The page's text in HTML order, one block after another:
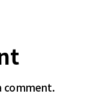
comment.